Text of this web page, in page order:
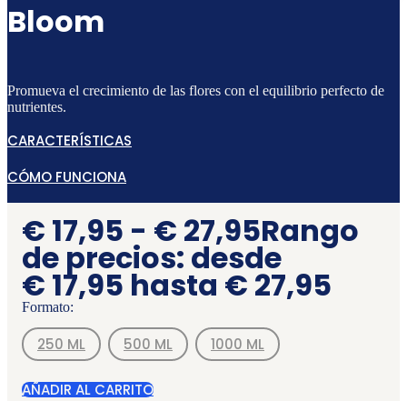
Bloom
Promueva el crecimiento de las flores con el equilibrio perfecto de
nutrientes.
CARACTERÍSTICAS
CÓMO FUNCIONA
€ 17,95 - € 27,95Rango
de precios: desde
€ 17,95 hasta € 27,95
Formato:
250 ML 500 ML 1000 ML
AÑADIR AL CARRITO